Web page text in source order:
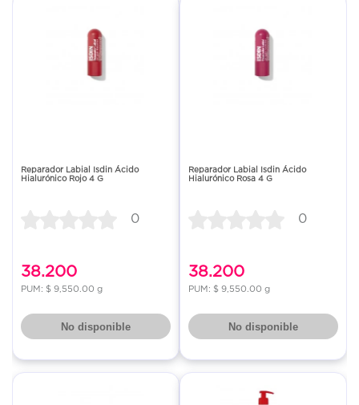
Reparador Labial Isdin Ácido
Hialurónico Rojo 4 G
0
38.200
PUM: $ 9,550.00 g
No disponible
Reparador Labial Isdin Ácido
Hialurónico Rosa 4 G
0
38.200
PUM: $ 9,550.00 g
No disponible